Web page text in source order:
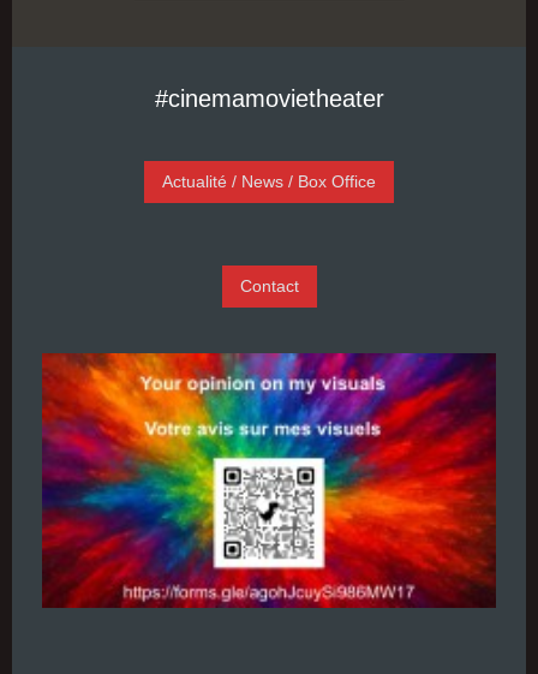
#cinemamovietheater
Actualité / News / Box Office
Contact